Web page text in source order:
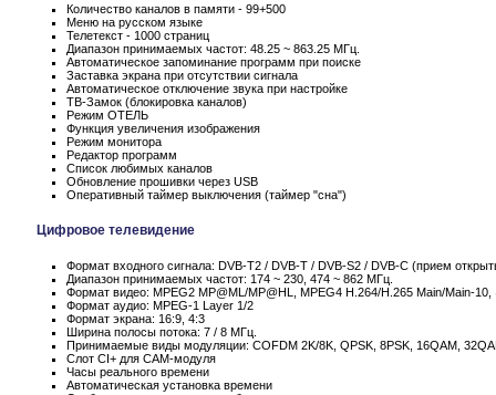
Количество каналов в памяти - 99+500
Меню на русском языке
Телетекст - 1000 страниц
Диапазон принимаемых частот: 48.25 ~ 863.25 МГц.
Автоматическое запоминание программ при поиске
Заставка экрана при отсутствии сигнала
Автоматическое отключение звука при настройке
ТВ-Замок (блокировка каналов)
Режим ОТЕЛЬ
Функция увеличения изображения
Режим монитора
Редактор программ
Список любимых каналов
Обновление прошивки через USB
Оперативный таймер выключения (таймер "сна")
Цифровое телевидение
Формат входного сигнала: DVB-T2 / DVB-T / DVB-S2 / DVB-C (прием
Диапазон принимаемых частот: 174 ~ 230, 474 ~ 862 МГц.
Формат видео: MPEG2 MP@ML/MP@HL, MPEG4 H.264/H.265 Main/Main-10,
Формат аудио: MPEG-1 Layer 1/2
Формат экрана: 16:9, 4:3
Ширина полосы потока: 7 / 8 МГц.
Принимаемые виды модуляции: COFDM 2K/8K, QPSK, 8PSK, 16QAM,
Слот CI+ для CAM-модуля
Часы реального времени
Автоматическая установка времени